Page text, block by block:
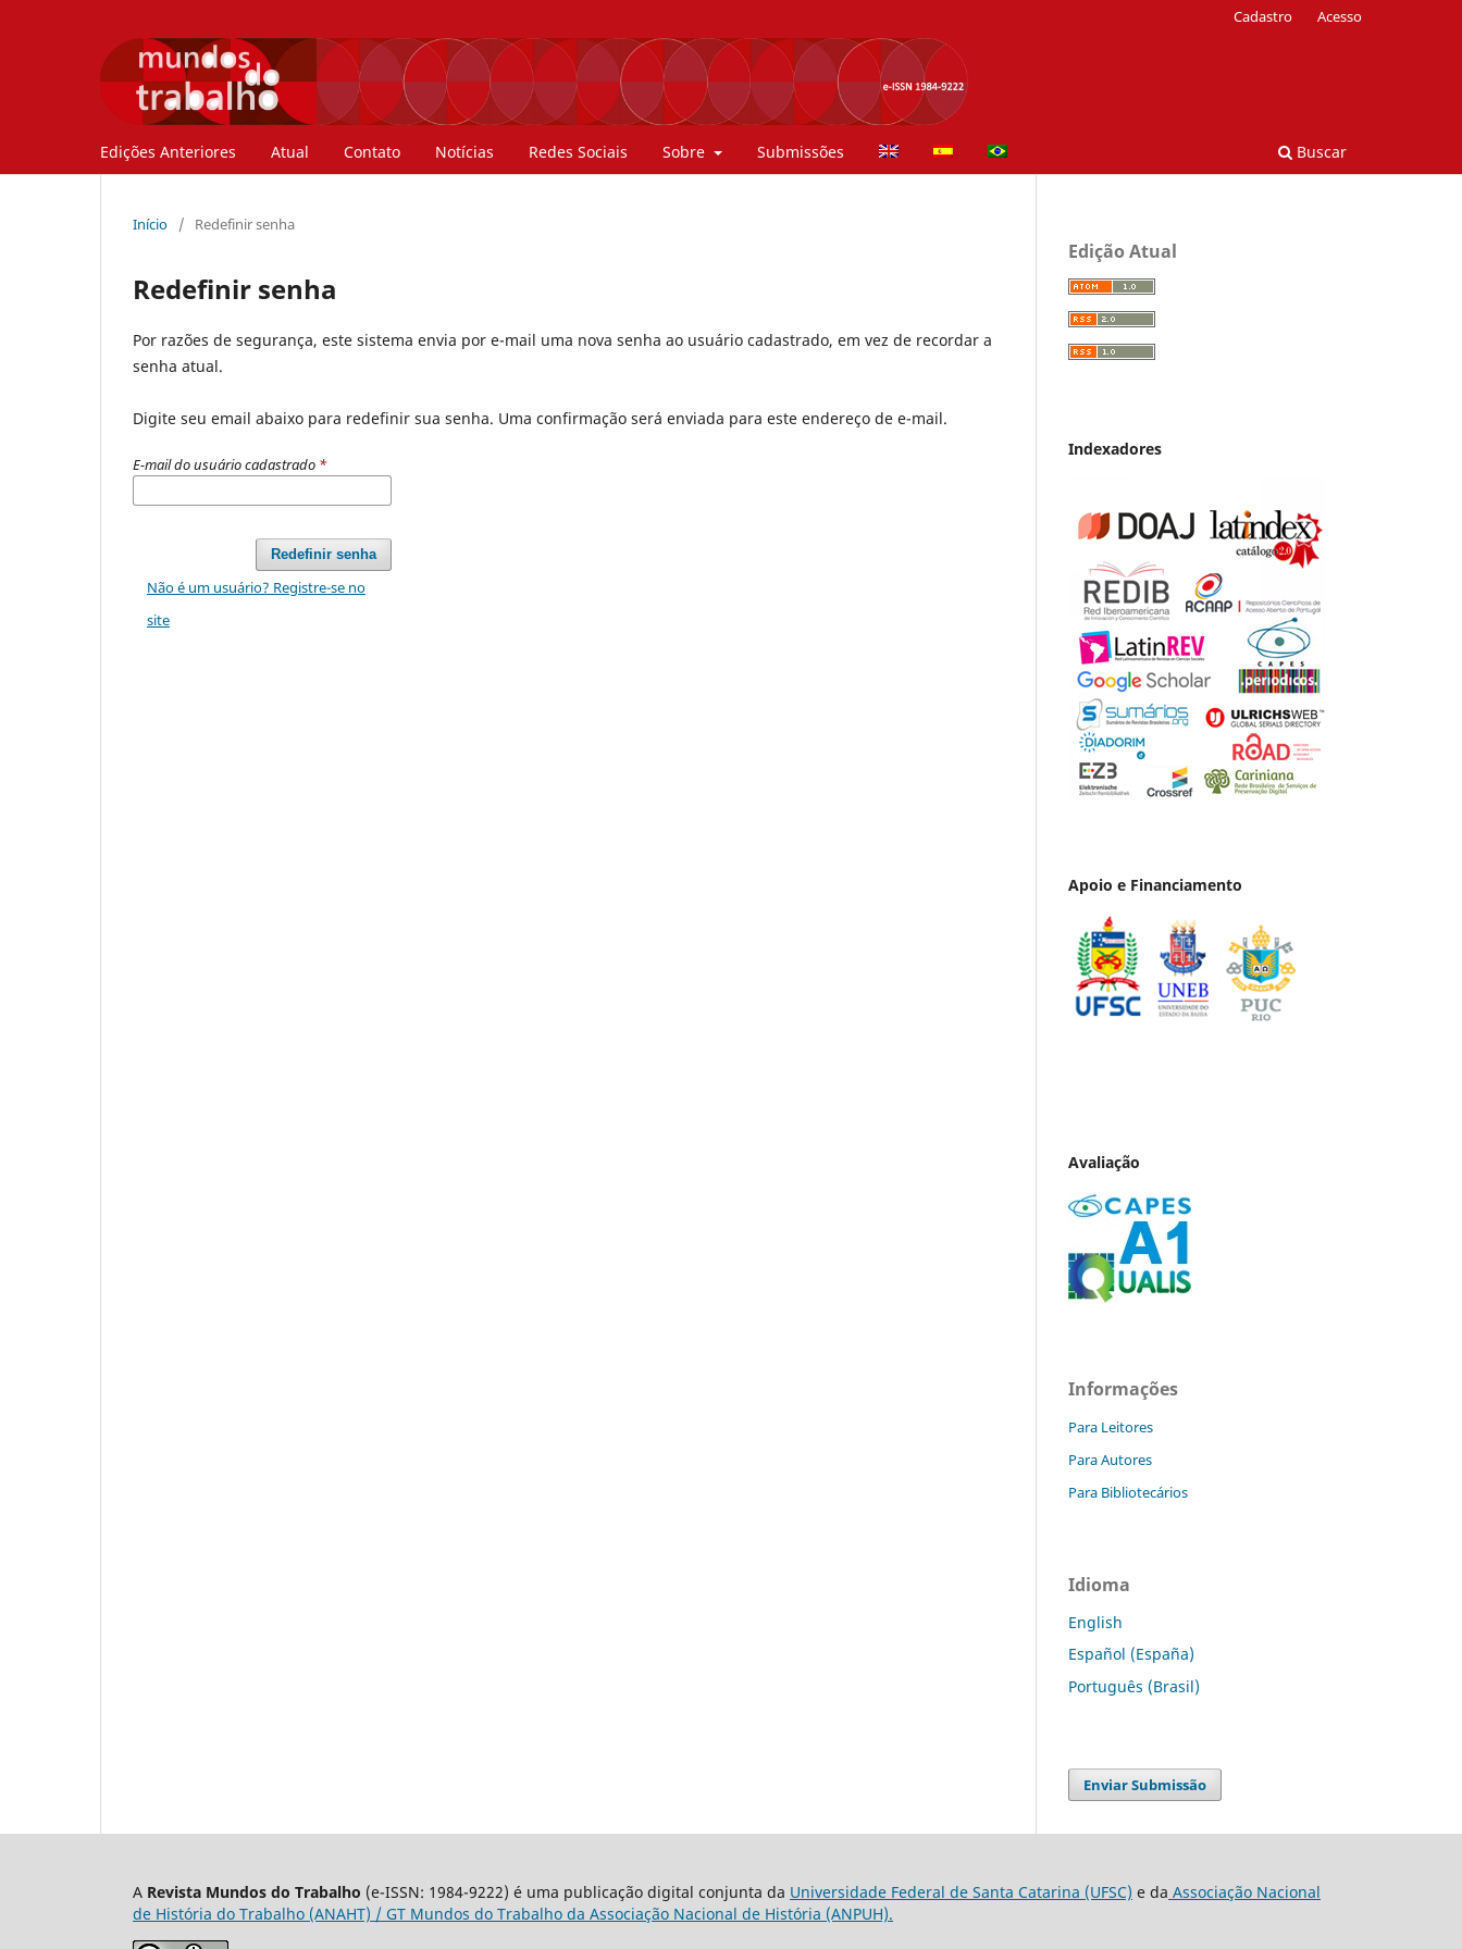
Edições Anteriores Atual Contato Notícias Redes Sociais Sobre Submissões Buscar
Cadastro Acesso
Início / Redefinir senha
Redefinir senha
Por razões de segurança, este sistema envia por e-mail uma nova senha ao usuário cadastrado, em vez de recordar a
senha atual.
Digite seu email abaixo para redefinir sua senha. Uma confirmação será enviada para este endereço de e-mail.
E-mail do usuário cadastrado *
Redefinir senha
Não é um usuário? Registre-se no
site
Edição Atual
Indexadores
Apoio e Financiamento
Avaliação
Informações
Para Leitores
Para Autores
Para Bibliotecários
Idioma
English
Español (España)
Português (Brasil)
Enviar Submissão
A Revista Mundos do Trabalho (e-ISSN: 1984-9222) é uma publicação digital conjunta da Universidade Federal de Santa Catarina (UFSC) e da Associação Nacional
de História do Trabalho (ANAHT) / GT Mundos do Trabalho da Associação Nacional de História (ANPUH).